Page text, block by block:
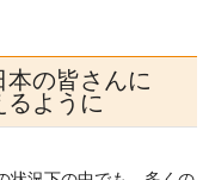
の皆さんに
るように